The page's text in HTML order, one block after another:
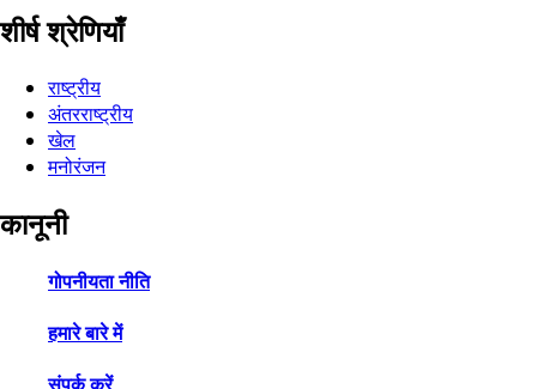
शीर्ष श्रेणियाँ
राष्ट्रीय
अंतरराष्ट्रीय
खेल
मनोरंजन
कानूनी
गोपनीयता नीति
हमारे बारे में